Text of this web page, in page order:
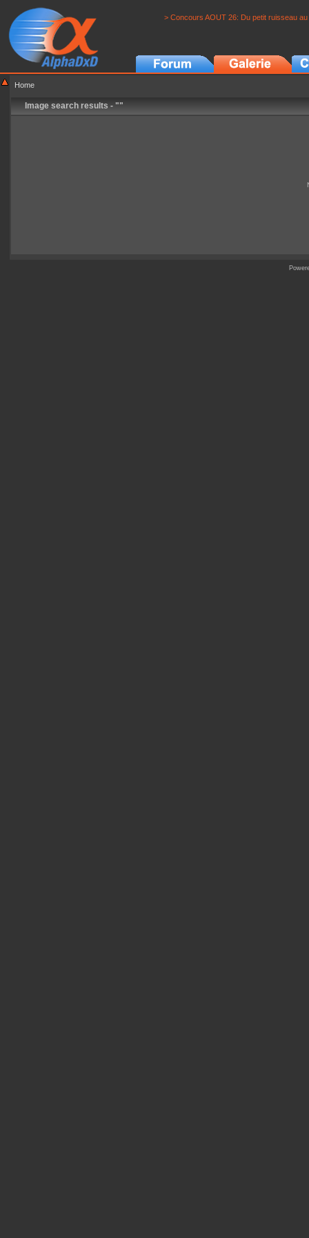
> Concours AOUT 26: Du petit ruisseau
Home
Image search results - ""